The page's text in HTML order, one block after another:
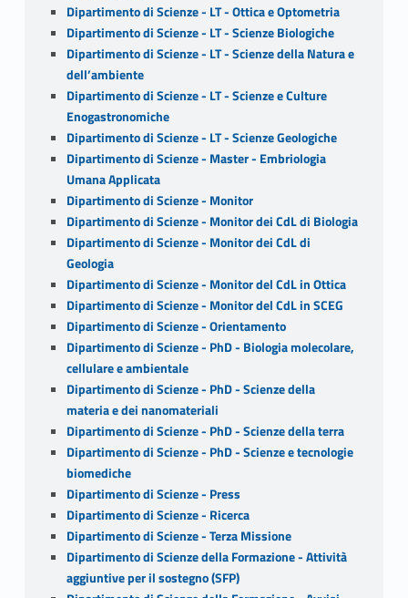
Dipartimento di Scienze - LT - Ottica e Optometria
Dipartimento di Scienze - LT - Scienze Biologiche
Dipartimento di Scienze - LT - Scienze della Natura e
dell’ambiente
Dipartimento di Scienze - LT - Scienze e Culture
Enogastronomiche
Dipartimento di Scienze - LT - Scienze Geologiche
Dipartimento di Scienze - Master - Embriologia
Umana Applicata
Dipartimento di Scienze - Monitor
Dipartimento di Scienze - Monitor dei CdL di Biologia
Dipartimento di Scienze - Monitor dei CdL di
Geologia
Dipartimento di Scienze - Monitor del CdL in Ottica
Dipartimento di Scienze - Monitor del CdL in SCEG
Dipartimento di Scienze - Orientamento
Dipartimento di Scienze - PhD - Biologia molecolare,
cellulare e ambientale
Dipartimento di Scienze - PhD - Scienze della
materia e dei nanomateriali
Dipartimento di Scienze - PhD - Scienze della terra
Dipartimento di Scienze - PhD - Scienze e tecnologie
biomediche
Dipartimento di Scienze - Press
Dipartimento di Scienze - Ricerca
Dipartimento di Scienze - Terza Missione
Dipartimento di Scienze della Formazione - Attività
aggiuntive per il sostegno (SFP)